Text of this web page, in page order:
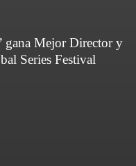
gana Mejor Director y
Series Festival